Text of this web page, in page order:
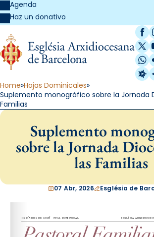
Agenda
Haz un donativo
X /
Home Hojas Dominicales
Suplemento monográfico sobre la Jornada
Familias
Suplemento
sobre la Jornada
las Familias
07 Abr, 2026 Església de